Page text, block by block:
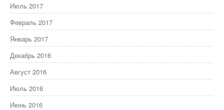
Июль 2017
Февраль 2017
Январь 2017
Декабрь 2016
Август 2016
Июль 2016
Июнь 2016